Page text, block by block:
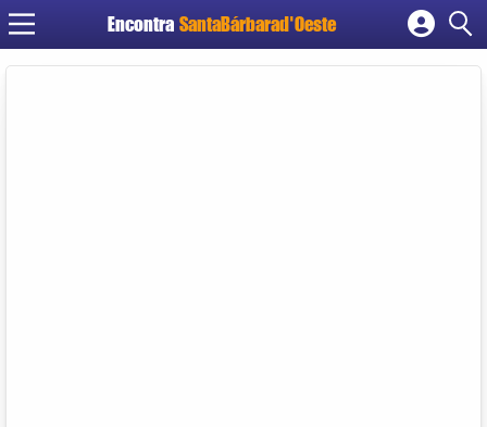
Encontra SantaBárbarad'Oeste
Cadastrar empresa